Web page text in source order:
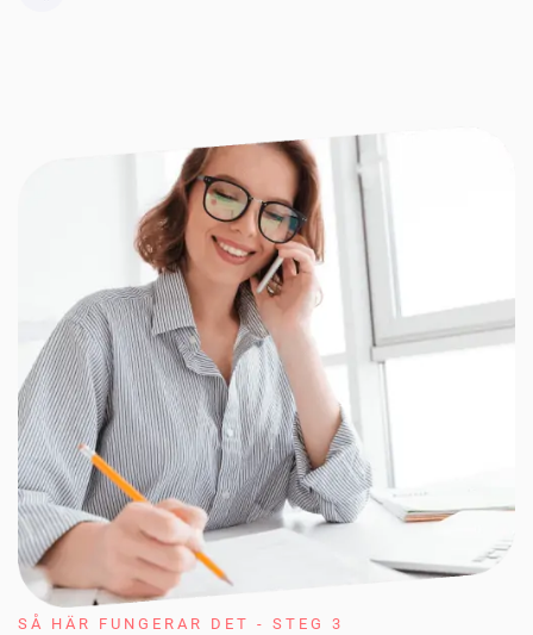
SÅ HÄR FUNGERAR DET - STEG 3